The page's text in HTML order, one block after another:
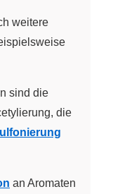
weitere
sind die
die
an Aromaten